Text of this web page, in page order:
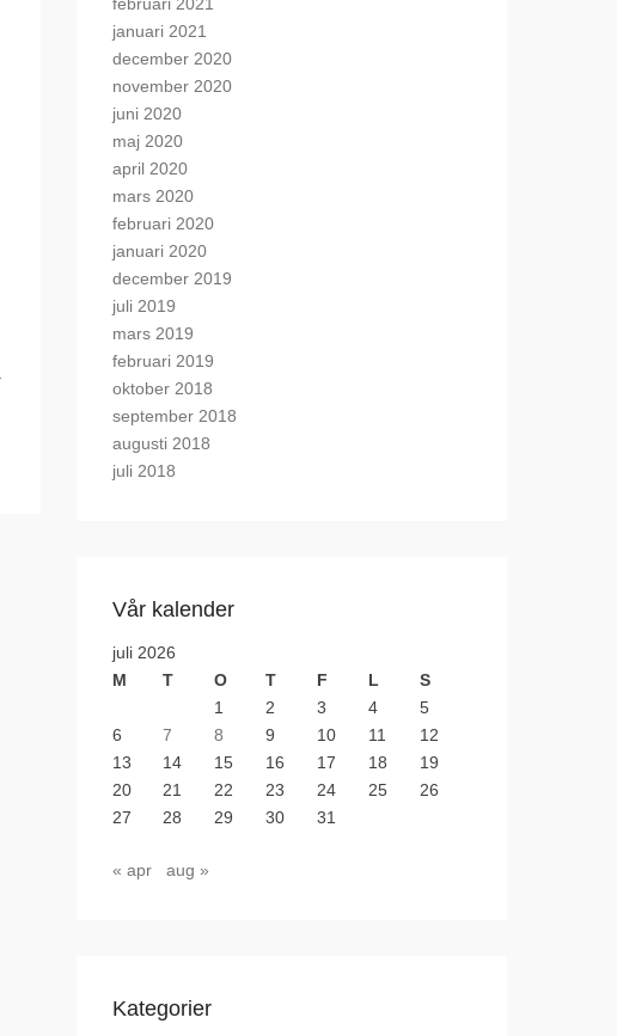
januari 2021
december 2020
november 2020
juni 2020
maj 2020
april 2020
mars 2020
februari 2020
januari 2020
december 2019
juli 2019
mars 2019
februari 2019
oktober 2018
september 2018
augusti 2018
juli 2018
Vår kalender
juli 2026
M
T O T F L
S
1
2 3 4
5
6
7 8 9 10 11
12
13
14 15 16 17 18
19
20
21 22 23 24 25
26
27
28 29 30 31
« apr aug »
Kategorier